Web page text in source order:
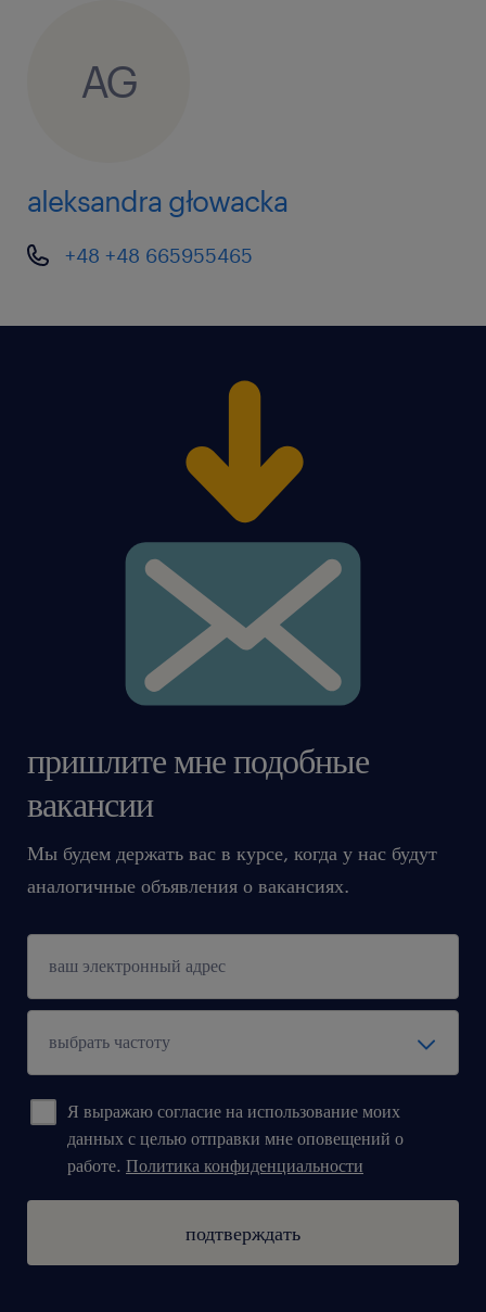
AG
aleksandra głowacka
+48 +48 665955465
пришлите мне подобные
вакансии
Мы будем держать вас в курсе, когда у нас будут
аналогичные объявления о вакансиях.
Я выражаю согласие на использование моих
данных с целью отправки мне оповещений о
работе. Политика конфиденциальности
подтверждать